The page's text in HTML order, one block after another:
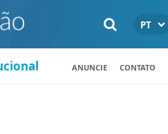
PT
ANUNCIE CONTATO